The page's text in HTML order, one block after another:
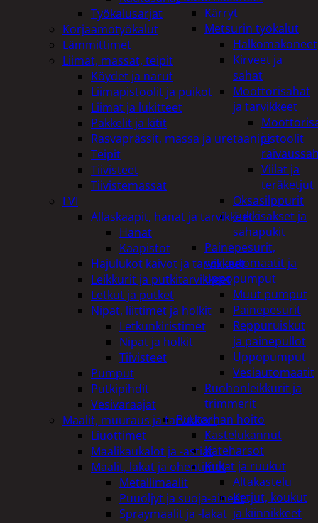
Kärryt
Metsurin työkalut
Halkomakoneet
Kirveet ja
sahat
Moottorisahat
ja tarvikkeet
ja
Viilat ja
teräketjut
Oksasilppurit
Tukkisakset ja
sahapukit
Painepesurit,
vesiautomaatit ja
uppopumput
Muut pumput
Painepesurit
Reppuruiskut
ja painepullot
Uppopumput
Vesiautomaatit
Ruohonleikkurit ja
trimmerit
Puutarhan hoito
Kastelukannut
Kateharsot
Kukat ja ruukut
Altakastelu
Ketjut, koukut
ja kiinnikkeet
Työkalusarjat
Korjaamotyökalut
Lämmittimet
Liimat, massat, teipit
Köydet ja narut
Liimapistoolit ja puikot
Liimat ja lukitteet
Pakkelit ja kitit
Rasvaprässit, massa ja uretaanipistoolit
Teipit
Tiivisteet
Tiivistemassat
LVI
Allaskaapit, hanat ja tarvikkeet
Hanat
Kaapistot
Hajulukot kaivot ja tarvikkeet
Leikkurit ja putkitarvikkeet
Letkut ja putket
Nipat, liittimet ja holkit
Letkunkiristimet
Nipat ja holkit
Tiivisteet
Pumput
Putkipihdit
Vesivaraajat
Maalit, muuraus ja tarvikkeet
Liuottimet
Maalikaukalot ja -astiat
Maalit, lakat ja ohentimet
Metallimaalit
Puuöljyt ja suoja-aineet
Spraymaalit ja -lakat